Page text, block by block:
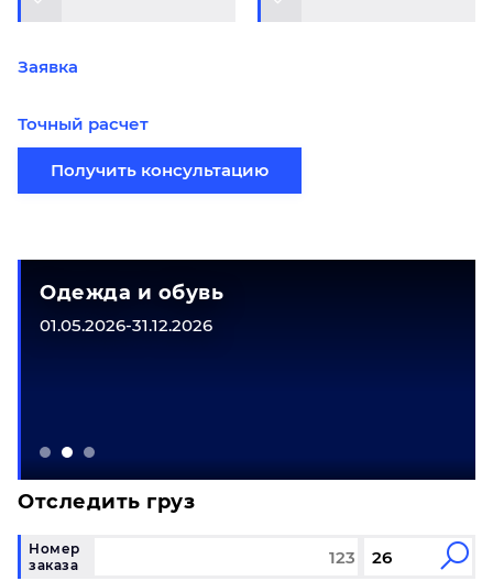
Заявка
Точный расчет
Получить консультацию
Одежда и обувь
01.05.2026-31.12.2026
Отследить груз
Номер
заказа